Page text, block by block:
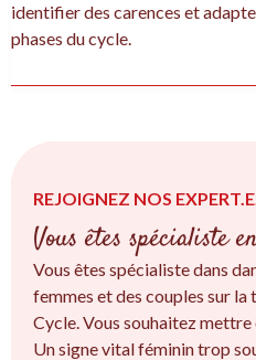
identifier des carences et
phases du cycle.
REJOIGNEZ NOS
Vous êtes spécialiste
Vous êtes spécialiste dans
femmes et des couples sur la
Cycle. Vous souhaitez
Un signe vital féminin trop